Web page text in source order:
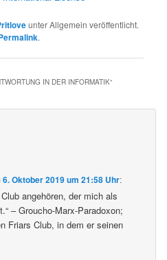
unter Allgemein veröffentlicht.
.
IN DER INFORMATIK“
6. Oktober 2019 um 21:58 Uhr:
angehören, der mich als
– Groucho-Marx-Paradoxon;
Friars Club, in dem er seinen